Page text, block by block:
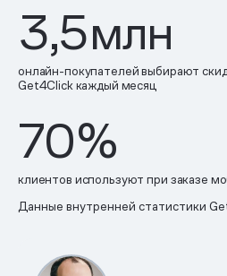
3,5млн
онлайн-покупателей выбирают
Get4Click каждый месяц
70%
клиентов используют при заказе
Данные внутренней статистики